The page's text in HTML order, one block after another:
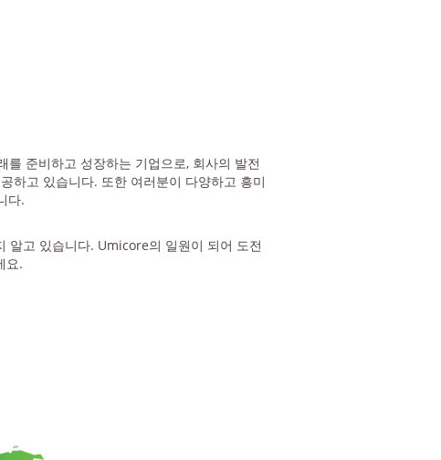
준비하고 성장하는 기업으로, 회사의 발전
하고 있습니다. 또한 여러분이 다양하고 흥미
다.
알고 있습니다. Umicore의 일원이 되어 도전
요.